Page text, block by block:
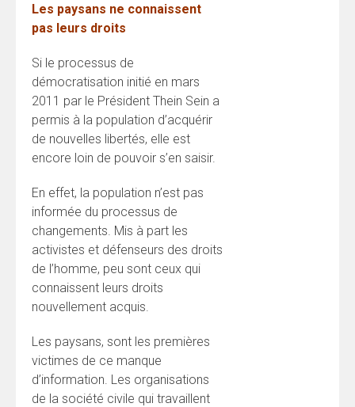
Les paysans ne connaissent
pas leurs droits
Si le processus de
démocratisation initié en mars
2011 par le Président Thein Sein a
permis à la population d’acquérir
de nouvelles libertés, elle est
encore loin de pouvoir s’en saisir.
En effet, la population n’est pas
informée du processus de
changements. Mis à part les
activistes et défenseurs des droits
de l’homme, peu sont ceux qui
connaissent leurs droits
nouvellement acquis.
Les paysans, sont les premières
victimes de ce manque
d’information. Les organisations
de la société civile qui travaillent